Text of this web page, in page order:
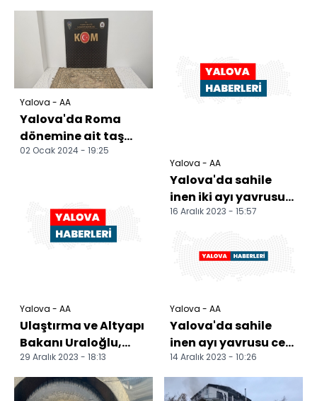
Yalova - AA
Yalova'da Roma
dönemine ait taş
mozaik tablo ele
02 Ocak 2024 - 19:25
Yalova - AA
Ulaştırma ve Altyapı
Bakanı Uraloğlu,
Yalova'da konuştu:
29 Aralık 2023 - 18:13
Yalova - AA
Yalova'da sahile
inen iki ayı yavrusu
tekneden
16 Aralık 2023 - 15:57
Yalova - AA
Yalova'da sahile
inen ayı yavrusu cep
telefonuyla
görüntülendi
14 Aralık 2023 - 10:26